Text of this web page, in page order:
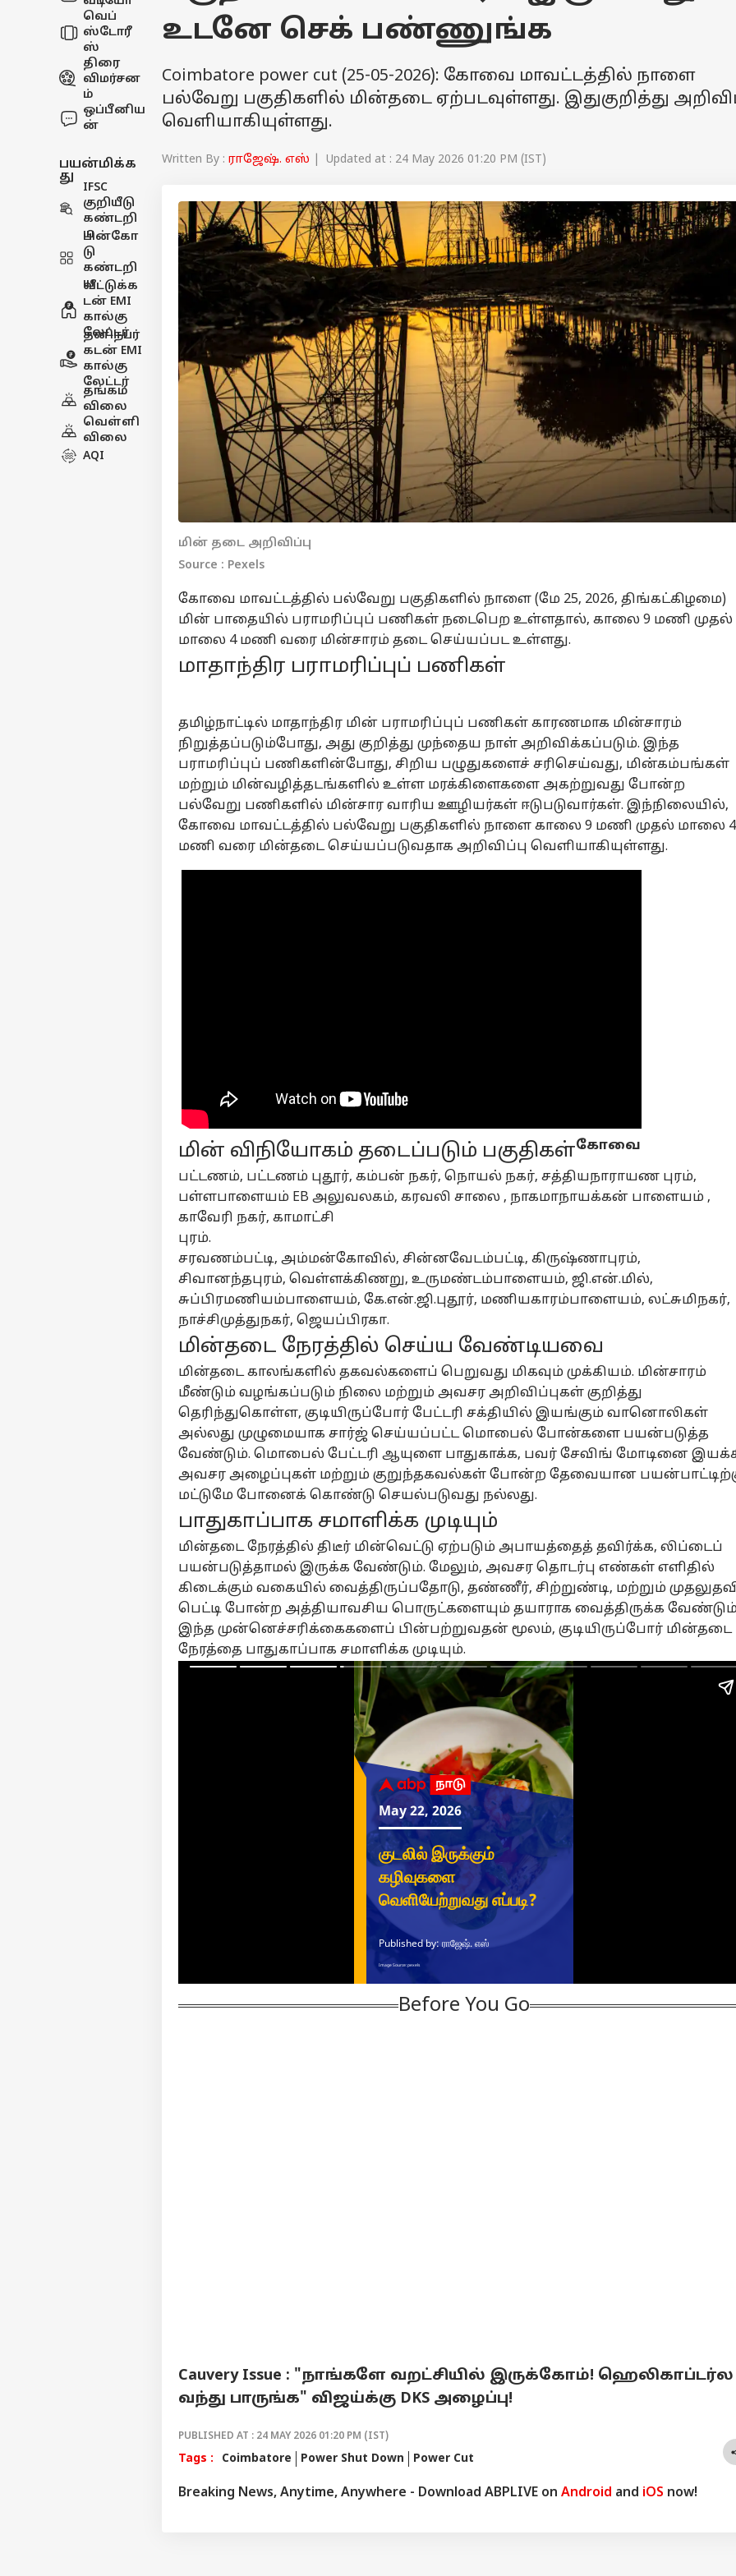
வெப்
ஸ்டோரீ
ஸ்
திரை
விமர்சன
ம்
ஒப்பீனிய
ன்
பயன்மிக்க
து
IFSC
குறியீடு
கண்டறி
ய
பின்கோ
டு
கண்டறி
ய
வீட்டுக்க
டன் EMI
கால்கு
லேட்டர்
தனிநபர்
கடன் EMI
கால்கு
லேட்டர்
தங்கம்
விலை
வெள்ளி
விலை
AQI
உடனே செக் பண்ணுங்க
Coimbatore power cut (25-05-2026): கோவை மாவட்டத்தில் நாளை
பல்வேறு பகுதிகளில் மின்தடை ஏற்படவுள்ளது. இதுகுறித்து
வெளியாகியுள்ளது.
Written By : ராஜேஷ். எஸ் | Updated at : 24 May 2026 01:20 PM (IST)
மின் தடை அறிவிப்பு
Source : Pexels
கோவை மாவட்டத்தில் பல்வேறு பகுதிகளில் நாளை (மே 25, 2026, திங்கட்கிழமை)
மின் பாதையில் பராமரிப்புப் பணிகள் நடைபெற உள்ளதால், காலை 9 மணி முதல்
மாலை 4 மணி வரை மின்சாரம் தடை செய்யப்பட உள்ளது.
மாதாந்திர பராமரிப்புப் பணிகள்
தமிழ்நாட்டில் மாதாந்திர மின் பராமரிப்புப் பணிகள் காரணமாக மின்சாரம்
நிறுத்தப்படும்போது, அது குறித்து முந்தைய நாள் அறிவிக்கப்படும். இந்த
பராமரிப்புப் பணிகளின்போது, சிறிய பழுதுகளைச் சரிசெய்வது, மின்கம்பங்கள்
மற்றும் மின்வழித்தடங்களில் உள்ள மரக்கிளைகளை அகற்றுவது போன்ற
பல்வேறு பணிகளில் மின்சார வாரிய ஊழியர்கள் ஈடுபடுவார்கள். இந்நிலையில்,
கோவை மாவட்டத்தில் பல்வேறு பகுதிகளில் நாளை காலை 9 மணி முதல் மாலை 4
மணி வரை மின்தடை செய்யப்படுவதாக அறிவிப்பு வெளியாகியுள்ளது.
மின் விநியோகம் தடைப்படும் பகுதிகள்கோவை
பட்டணம், பட்டணம் புதூர், கம்பன் நகர், நொயல் நகர், சத்தியநாராயண புரம்,
பள்ளபாளையம் EB அலுவலகம், கரவலி சாலை , நாகமாநாயக்கன் பாளையம் ,
காவேரி நகர், காமாட்சி
புரம்.
சரவணம்பட்டி, அம்மன்கோவில், சின்னவேடம்பட்டி, கிருஷ்ணாபுரம்,
சிவானந்தபுரம், வெள்ளக்கிணறு, உருமண்டம்பாளையம், ஜி.என்.மில்,
சுப்பிரமணியம்பாளையம், கே.என்.ஜி.புதூர், மணியகாரம்பாளையம், லட்சுமிநகர்,
நாச்சிமுத்துநகர், ஜெயப்பிரகா.
மின்தடை நேரத்தில் செய்ய வேண்டியவை
மின்தடை காலங்களில் தகவல்களைப் பெறுவது மிகவும் முக்கியம். மின்சாரம்
மீண்டும் வழங்கப்படும் நிலை மற்றும் அவசர அறிவிப்புகள் குறித்து
தெரிந்துகொள்ள, குடியிருப்போர் பேட்டரி சக்தியில் இயங்கும் வானொலிகள்
அல்லது முழுமையாக சார்ஜ் செய்யப்பட்ட மொபைல் போன்களை பயன்படுத்த
வேண்டும். மொபைல் பேட்டரி ஆயுளை பாதுகாக்க, பவர் சேவிங் மோடினை
அவசர அழைப்புகள் மற்றும் குறுந்தகவல்கள் போன்ற தேவையான
மட்டுமே போனைக் கொண்டு செயல்படுவது நல்லது.
பாதுகாப்பாக சமாளிக்க முடியும்
மின்தடை நேரத்தில் திடீர் மின்வெட்டு ஏற்படும் அபாயத்தைத் தவிர்க்க, லிப்டைப்
பயன்படுத்தாமல் இருக்க வேண்டும். மேலும், அவசர தொடர்பு எண்கள் எளிதில்
கிடைக்கும் வகையில் வைத்திருப்பதோடு, தண்ணீர், சிற்றுண்டி, மற்றும்
பெட்டி போன்ற அத்தியாவசிய பொருட்களையும் தயாராக வைத்திருக்க
இந்த முன்னெச்சரிக்கைகளைப் பின்பற்றுவதன் மூலம், குடியிருப்போர் மின்தடை
நேரத்தை பாதுகாப்பாக சமாளிக்க முடியும்.
Before You Go
Cauvery Issue : "நாங்களே வறட்சியில் இருக்கோம்! ஹெலிகாப்டர்ல
வந்து பாருங்க" விஜய்க்கு DKS அழைப்பு!
PUBLISHED AT : 24 MAY 2026 01:20 PM (IST)
Tags : Coimbatore Power Shut Down Power Cut
Breaking News, Anytime, Anywhere - Download ABPLIVE on Android and iOS now!
Hello Guest
எங்களிடம்
விளம்பரம் செய்ய
சுயவிவரம்
வேலைவாய்ப்புகள்
தொடர்புகொள்ள
கருத்துக்கேட்பு
தனியுரிமை
கொள்கை
LOGIN
பர்சனல் கார்னர்
டாப் ரீல்ஸ்
ஸ்கார்பியோ கார்,
எம்எல்ஏ சீட்டுக்கு 10
கோடி வசூல் ?
விஜயபாஸ்கரை
ரவுண்டு கட்டும்
அதிமுக
மாஜி அமைச்சர்
வெங்கடாச்சலம்
பதவியை பறித்த
ஸ்டாலின்.! இது
தான் காரணமா.?
Narendra Modi:
விடுறேன்.. கெட்ட
வார்த்தை பேசிய
போராட்டக்காரர்கள்.
வெளியிட்ட மோடி!
தமிழ்நாடு
717 டாஸ்மாக்
கடைகளுக்கு
பதிலாக FL-2
மதுபான கிளப்.?
விஜய் அரசை
வெளுத்தெடுக்கும்
நயினார்
தமிழ்நாடு
TN Weather News:
காற்றழுத்த தாழ்வு
நிலை..
தமிழ்நாட்டில்
இன்று
வெளுக்கப்போகும்
கனமழை.. எங்கு?
அரசியல்
சிஎம் விஜய்
திடீர் அறிவிப்பு -
காரணம் என்ன.?